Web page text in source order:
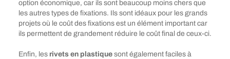
option économique, car ils sont beaucoup moins chers que
les autres types de fixations. Ils sont idéaux pour les grands
projets où le coût des fixations est un élément important car
ils permettent de grandement réduire le coût final de ceux-ci.
Enfin, les rivets en plastique sont également faciles à